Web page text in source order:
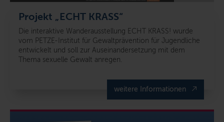
Projekt „ECHT KRASS“
Die interaktive Wanderausstellung ECHT KRASS! wurde
vom PETZE-Institut für Gewaltprävention für Jugendliche
entwickelt und soll zur Auseinandersetzung mit dem
Thema sexuelle Gewalt anregen.
weitere Informationen